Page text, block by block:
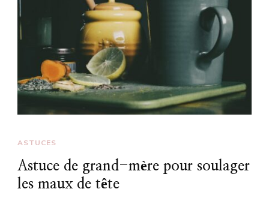
ASTUCES
Astuce de grand-mère pour soulager
les maux de tête